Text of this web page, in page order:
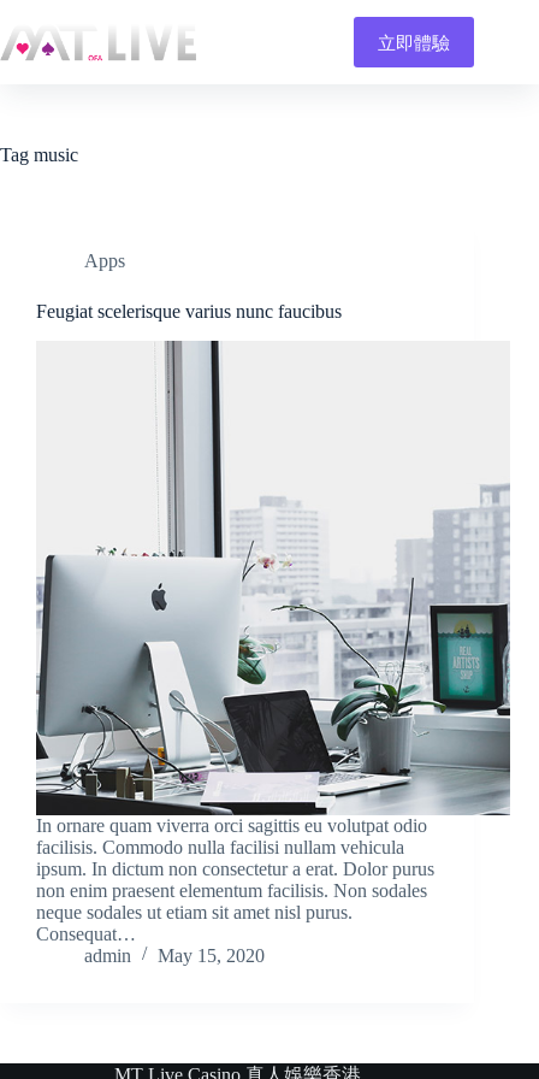
to
content
立即體驗
Tag music
Apps
Feugiat scelerisque varius nunc faucibus
In ornare quam viverra orci sagittis eu volutpat odio
facilisis. Commodo nulla facilisi nullam vehicula
ipsum. In dictum non consectetur a erat. Dolor purus
non enim praesent elementum facilisis. Non sodales
neque sodales ut etiam sit amet nisl purus.
Consequat…
admin
May 15, 2020